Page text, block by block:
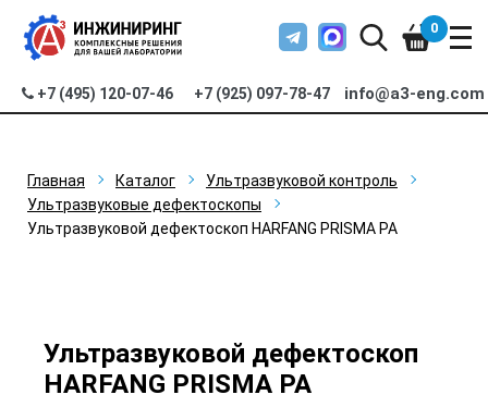
+7 (495) 120-07-46 +7 (925) 097-78-47 info@a3-eng.com
0
Главная Каталог
Ультразвуковой контроль
Ультразвуковые дефектоскопы
Ультразвуковой дефектоскоп HARFANG PRISMA PA
Ультразвуковой дефектоскоп
HARFANG PRISMA PA